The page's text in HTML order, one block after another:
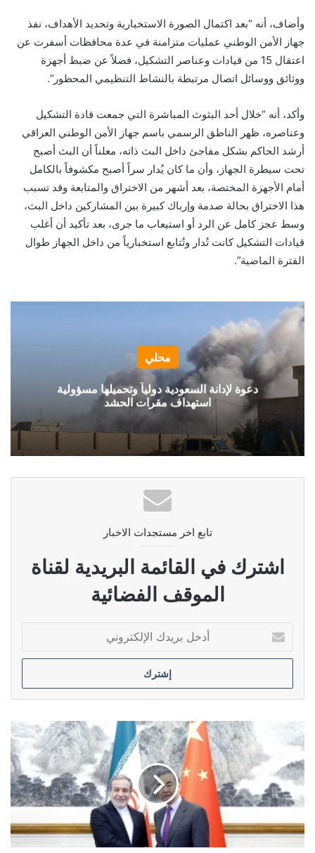
وأضاف، أنه “بعد اكتمال الصورة الاستخبارية وتحديد الأهداف، نفذ
جهاز الأمن الوطني عمليات متزامنة في عدة محافظات أسفرت عن
اعتقال 15 من قيادات وعناصر التشكيل، فضلاً عن ضبط أجهزة
ووثائق ووسائل اتصال مرتبطة بالنشاط التنظيمي المحظور”.
وأكد، أنه “خلال أحد البثوث المباشرة التي جمعت قادة التشكيل
وعناصره، ظهر الناطق الرسمي باسم جهاز الأمن الوطني العراقي
أرشد الحاكم بشكل مفاجئ داخل البث ذاته، معلناً أن البث أصبح
تحت سيطرة الجهاز، وأن ما كان يُدار سراً أصبح مكشوفاً بالكامل
أمام الأجهزة المختصة، بعد أشهر من الاختراق والمتابعة وقد تسبب
هذا الاختراق بحالة صدمة وإرباك كبيرة بين المشاركين داخل البث،
وسط عجز كامل عن الرد أو استيعاب ما جرى، بعد تأكيد أن أغلب
قيادات التشكيل كانت تُدار وتُتابع استخبارياً من داخل الجهاز طوال
الفترة الماضية”.
محلي
دعوة لإدانة السعودية دولياً وتحميلها مسؤولية
استهداف مقرات الحشد
تابع اخر مستجدات الاخبار
اشترك في القائمة البريدية لقناة
الموقف الفضائية
بريدك
الإلكتروني
الصين
تؤكد
استمرار
اتصالاتها
لخفض
التوتر
الشرق
الأوسط